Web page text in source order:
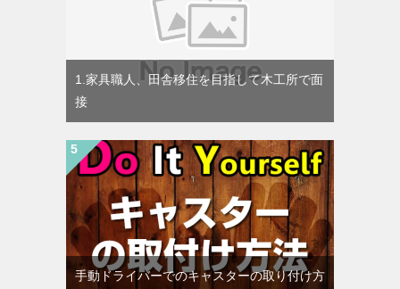
1.家具職人、田舎移住を目指して木工所で面
接
手動ドライバーでのキャスターの取り付け方